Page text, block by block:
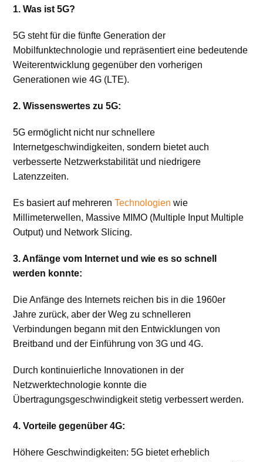
1. Was ist 5G?
5G steht für die fünfte Generation der
Mobilfunktechnologie und repräsentiert eine bedeutende
Weiterentwicklung gegenüber den vorherigen
Generationen wie 4G (LTE).
2. Wissenswertes zu 5G:
5G ermöglicht nicht nur schnellere
Internetgeschwindigkeiten, sondern bietet auch
verbesserte Netzwerkstabilität und niedrigere
Latenzzeiten.
Es basiert auf mehrerenTechnologien wie
Millimeterwellen, Massive MIMO (Multiple Input Multiple
Output) und Network Slicing.
3. Anfänge vom Internet und wie es so schnell
werden konnte:
Die Anfänge des Internets reichen bis in die 1960er
Jahre zurück, aber der Weg zu schnelleren
Verbindungen begann mit den Entwicklungen von
Breitband und der Einführung von 3G und 4G.
Durch kontinuierliche Innovationen in der
Netzwerktechnologie konnte die
Übertragungsgeschwindigkeit stetig verbessert werden.
4. Vorteile gegenüber 4G:
Höhere Geschwindigkeiten: 5G bietet erheblich